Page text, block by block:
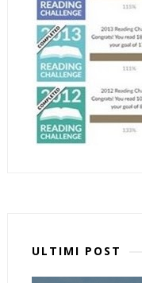
ULTIMI POST